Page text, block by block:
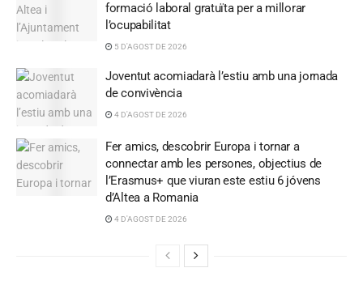
formació laboral gratuïta per a millorar
l’ocupabilitat
5 D'AGOST DE 2026
Joventut acomiadarà l’estiu amb una jornada
de convivència
4 D'AGOST DE 2026
Fer amics, descobrir Europa i tornar a
connectar amb les persones, objectius de
l’Erasmus+ que viuran este estiu 6 jóvens
d’Altea a Romania
4 D'AGOST DE 2026